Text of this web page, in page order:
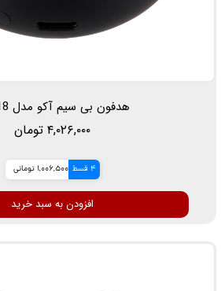
هدفون بی سیم آکو مدل AT-18
۴,۰۲۶,۰۰۰ تومان
4 قسط 1,006,500 تومانی
افزودن به سبد خرید